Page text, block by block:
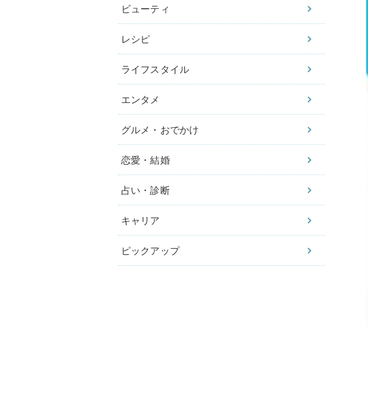
ビューティ
レシピ
ライフスタイル
エンタメ
グルメ・おでかけ
恋愛・結婚
占い・診断
キャリア
ピックアップ